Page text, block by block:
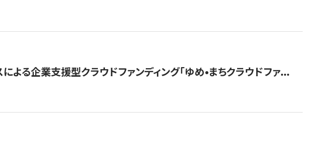
よる企業支援型クラウドファンディング「ゆめ•まちクラウドファ...